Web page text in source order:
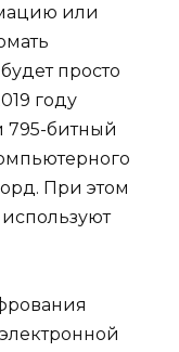
или
просто
году
795-битный
При этом